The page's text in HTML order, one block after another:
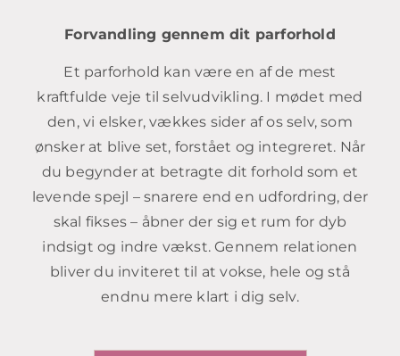
Forvandling gennem dit parforhold
Et parforhold kan være en af de mest
kraftfulde veje til selvudvikling. I mødet med
den, vi elsker, vækkes sider af os selv, som
ønsker at blive set, forstået og integreret. Når
du begynder at betragte dit forhold som et
levende spejl – snarere end en udfordring, der
skal fikses – åbner der sig et rum for dyb
indsigt og indre vækst. Gennem relationen
bliver du inviteret til at vokse, hele og stå
endnu mere klart i dig selv.